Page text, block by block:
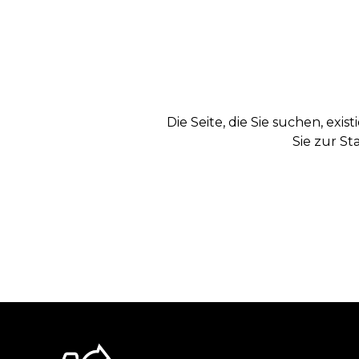
Die Seite, die Sie suchen,
Sie zur